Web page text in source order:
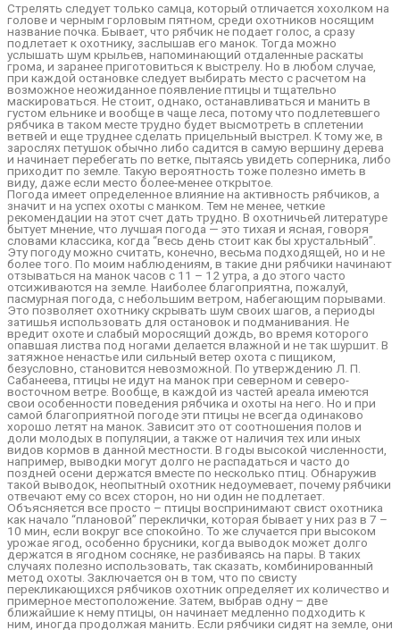
Стрелять следует только самца, который отличается хохолком на
голове и черным горловым пятном, среди охотников носящим
название почка. Бывает, что рябчик не подает голос, а сразу
подлетает к охотнику, заслышав его манок. Тогда можно
услышать шум крыльев, напоминающий отдаленные раскаты
грома, и заранее приготовиться к выстрелу. Но в любом случае,
при каждой остановке следует выбирать место с расчетом на
возможное неожиданное появление птицы и тщательно
маскироваться. Не стоит, однако, останавливаться и манить в
густом ельнике и вообще в чаще леса, потому что подлетевшего
рябчика в таком месте трудно будет высмотреть в сплетении
ветвей и еще труднее сделать прицельный выстрел. К тому же, в
зарослях петушок обычно либо садится в самую вершину дерева
и начинает перебегать по ветке, пытаясь увидеть соперника, либо
приходит по земле. Такую вероятность тоже полезно иметь в
виду, даже если место более-менее открытое.
Погода имеет определенное влияние на активность рябчиков, а
значит и на успех охоты с манком. Тем не менее, четкие
рекомендации на этот счет дать трудно. В охотничьей литературе
бытует мнение, что лучшая погода — это тихая и ясная, говоря
словами классика, когда “весь день стоит как бы хрустальный”.
Эту погоду можно считать, конечно, весьма подходящей, но и не
более того. По моим наблюдениям, в такие дни рябчики начинают
отзываться на манок часов с 11 – 12 утра, а до этого часто
отсиживаются на земле. Наиболее благоприятна, пожалуй,
пасмурная погода, с небольшим ветром, набегающим порывами.
Это позволяет охотнику скрывать шум своих шагов, а периоды
затишья использовать для остановок и подманивания. Не
вредит охоте и слабый моросящий дождь, во время которого
опавшая листва под ногами делается влажной и не так шуршит. В
затяжное ненастье или сильный ветер охота с пищиком,
безусловно, становится невозможной. По утверждению Л. П.
Сабанеева, птицы не идут на манок при северном и северо-
восточном ветре. Вообще, в каждой из частей ареала имеются
свои особенности поведения рябчика и охоты на него. Но и при
самой благоприятной погоде эти птицы не всегда одинаково
хорошо летят на манок. Зависит это от соотношения полов и
доли молодых в популяции, а также от наличия тех или иных
видов кормов в данной местности. В годы высокой численности,
например, выводки могут долго не распадаться и часто до
поздней осени держатся вместе по несколько птиц. Обнаружив
такой выводок, неопытный охотник недоумевает, почему рябчики
отвечают ему со всех сторон, но ни один не подлетает.
Объясняется все просто – птицы воспринимают свист охотника
как начало “плановой” переклички, которая бывает у них раз в 7 –
10 мин, если вокруг все спокойно. То же случается при высоком
урожае ягод, особенно брусники, когда выводок может долго
держатся в ягодном сосняке, не разбиваясь на пары. В таких
случаях полезно использовать, так сказать, комбинированный
метод охоты. Заключается он в том, что по свисту
перекликающихся рябчиков охотник определяет их количество и
примерное местоположение. Затем, выбрав одну – две
ближайшие к нему птицы, он начинает медленно подходить к
ним, иногда продолжая манить. Если рябчики сидят на земле, они